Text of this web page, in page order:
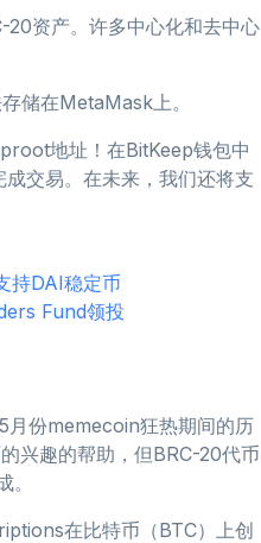
20资产。许多中心化和去中心
储在MetaMask上。
地址！在BitKeep钱包中
交易。在未来，我们还将支
持DAI稳定币
Fund领投
月份memecoin狂热期间的历
兴趣的帮助，但BRC-20代币
在比特币（BTC）上创